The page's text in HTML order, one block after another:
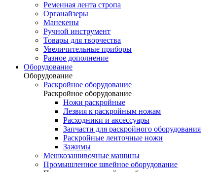
Ременная лента стропа
Органайзеры
Манекены
Ручной инструмент
Товары для творчества
Увеличительные приборы
Разное дополнение
Оборудование
Оборудование
Раскройное оборудование
Раскройное оборудование
Ножи раскройные
Лезвия к раскройным ножам
Расходники и аксессуары
Запчасти для раскройного оборудования
Раскройные ленточные ножи
Зажимы
Мешкозашивочные машины
Промышленное швейное оборудование